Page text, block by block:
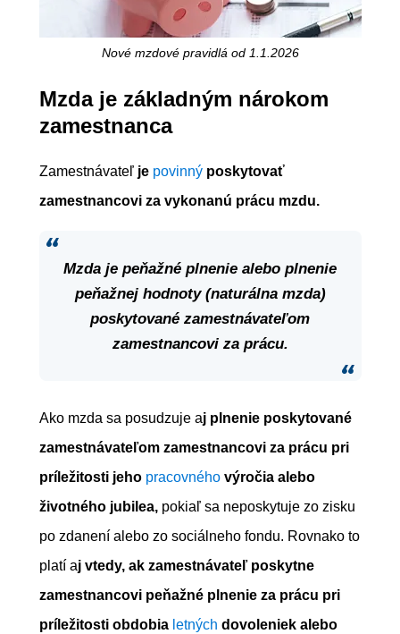
Nové mzdové pravidlá od 1.1.2026
Mzda je základným nárokom
zamestnanca
Zamestnávateľ je povinnýposkytovať
zamestnancovi za vykonanú prácu mzdu.
Mzda je peňažné plnenie alebo plnenie
peňažnej hodnoty (naturálna mzda)
poskytované zamestnávateľom
zamestnancovi za prácu.
Ako mzda sa posudzuje aj plnenie poskytované
zamestnávateľom zamestnancovi za prácu pri
príležitosti jeho pracovnéhovýročia alebo
životného jubilea,pokiaľ sa neposkytuje zo zisku
po zdanení alebo zo sociálneho fondu. Rovnako to
platí aj vtedy, ak zamestnávateľ poskytne
zamestnancovi peňažné plnenie za prácu pri
príležitosti obdobia letných dovoleniek alebo